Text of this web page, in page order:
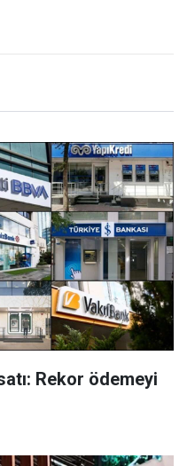
Rekor ödemeyi